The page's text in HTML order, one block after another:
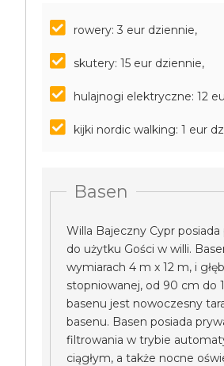
rowery: 3 eur dziennie,
skutery: 15 eur dziennie,
hulajnogi elektryczne: 12
kijki nordic walking: 1 eur
Basen
Willa Bajeczny Cypr
do użytku Gości w willi.
wymiarach 4 m x 12 m, i
stopniowanej, od 90 cm do
basenu jest nowoczesny
basenu. Basen posiada
filtrowania w trybie
ciągłym, a także nocne